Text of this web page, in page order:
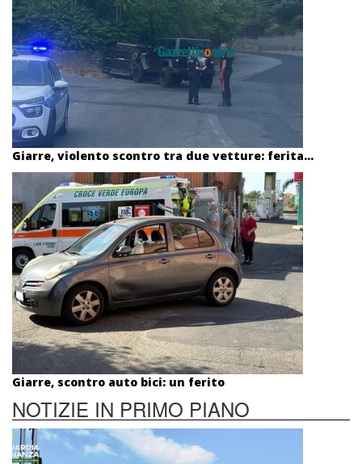
Giarre, violento scontro tra due vetture: ferita...
Giarre, scontro auto bici: un ferito
NOTIZIE IN PRIMO PIANO